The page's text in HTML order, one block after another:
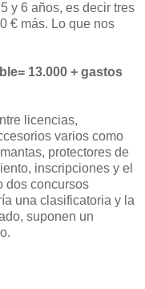
y 6 años, es decir tres
€ más. Lo que nos
13.000 + gastos
licencias,
varios como
protectores de
inscripciones y el
dos concursos
una clasificatoria y la
suponen un